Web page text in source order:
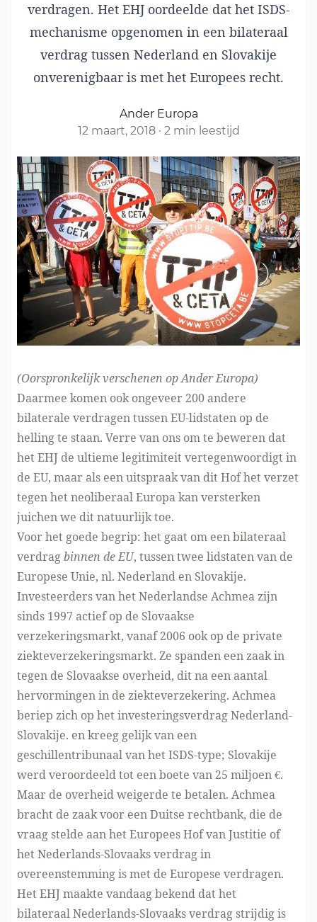
verdragen. Het EHJ oordeelde dat het ISDS-
mechanisme opgenomen in een bilateraal
verdrag tussen Nederland en Slovakije
onverenigbaar is met het Europees recht.
Ander Europa
12 maart, 2018 · 2 min leestijd
(Oorspronkelijk verschenen op Ander Europa)
Daarmee komen ook ongeveer 200 andere
bilaterale verdragen tussen EU-lidstaten op de
helling te staan. Verre van ons om te beweren dat
het EHJ de ultieme legitimiteit vertegenwoordigt in
de EU, maar als een uitspraak van dit Hof het verzet
tegen het neoliberaal Europa kan versterken
juichen we dit natuurlijk toe.
Voor het goede begrip: het gaat om een bilateraal
verdragbinnen de EU, tussen twee lidstaten van de
Europese Unie, nl. Nederland en Slovakije.
Investeerders van het Nederlandse Achmea zijn
sinds 1997 actief op de Slovaakse
verzekeringsmarkt, vanaf 2006 ook op de private
ziekteverzekeringsmarkt. Ze spanden een zaak in
tegen de Slovaakse overheid, dit na een aantal
hervormingen in de ziekteverzekering. Achmea
beriep zich op het investeringsverdrag Nederland-
Slovakije. en kreeg gelijk van een
geschillentribunaal van het ISDS-type; Slovakije
werd veroordeeld tot een boete van 25 miljoen €.
Maar de overheid weigerde te betalen. Achmea
bracht de zaak voor een Duitse rechtbank, die de
vraag stelde aan het Europees Hof van Justitie of
het Nederlands-Slovaaks verdrag in
overeenstemming is met de Europese verdragen.
Het EHJ maakte vandaagbekend dat het
bilateraal Nederlands-Slovaaks verdrag strijdig is